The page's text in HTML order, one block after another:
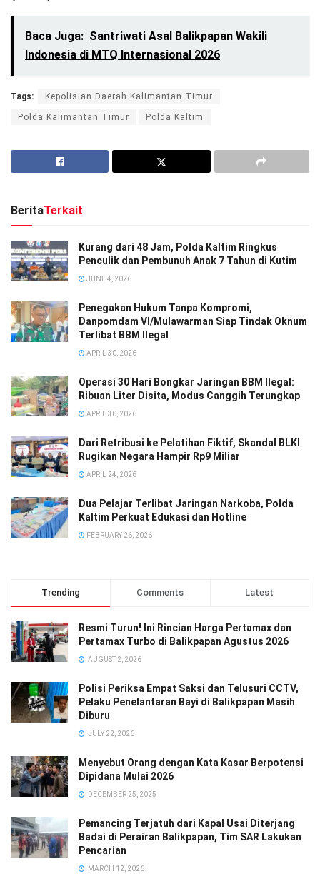
Baca Juga: Santriwati Asal Balikpapan Wakili
Indonesia di MTQ Internasional 2026
Tags: Kepolisian Daerah Kalimantan Timur
Polda Kalimantan Timur Polda Kaltim
BeritaTerkait
Kurang dari 48 Jam, Polda Kaltim Ringkus
Penculik dan Pembunuh Anak 7 Tahun di Kutim
JUNE 4, 2026
Penegakan Hukum Tanpa Kompromi,
Danpomdam VI/Mulawarman Siap Tindak Oknum
Terlibat BBM Ilegal
APRIL 30, 2026
Operasi 30 Hari Bongkar Jaringan BBM Ilegal:
Ribuan Liter Disita, Modus Canggih Terungkap
APRIL 30, 2026
Dari Retribusi ke Pelatihan Fiktif, Skandal BLKI
Rugikan Negara Hampir Rp9 Miliar
APRIL 24, 2026
Dua Pelajar Terlibat Jaringan Narkoba, Polda
Kaltim Perkuat Edukasi dan Hotline
FEBRUARY 26, 2026
Trending Comments Latest
Resmi Turun! Ini Rincian Harga Pertamax dan
Pertamax Turbo di Balikpapan Agustus 2026
AUGUST 2, 2026
Polisi Periksa Empat Saksi dan Telusuri CCTV,
Pelaku Penelantaran Bayi di Balikpapan Masih
Diburu
JULY 22, 2026
Menyebut Orang dengan Kata Kasar Berpotensi
Dipidana Mulai 2026
DECEMBER 25, 2025
Pemancing Terjatuh dari Kapal Usai Diterjang
Badai di Perairan Balikpapan, Tim SAR Lakukan
Pencarian
MARCH 12, 2026